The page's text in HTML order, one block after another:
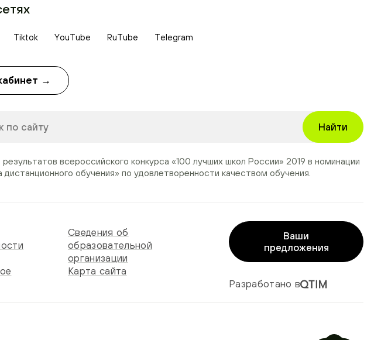
Tiktok YouTube RuTube Telegram
→
Найти
всероссийского конкурса «100 лучших школ России» 2019 в номинации
дистанционного обучения» по удовлетворенности качеством обучения.
Сведения об
образовательной
организации
Карта сайта
Ваши
предложения
Разработано в